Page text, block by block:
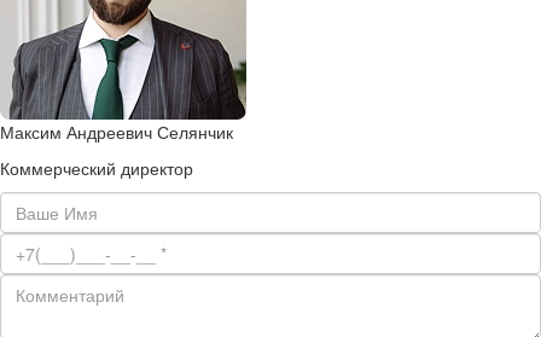
Максим Андреевич Селянчик
Коммерческий директор